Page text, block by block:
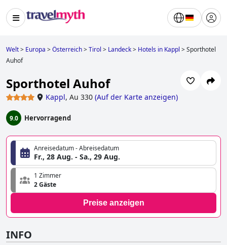
Welt> Europa >Österreich>Tirol > Landeck> Hotels in Kappl >Sporthotel
Auhof
Sporthotel Auhof
Kappl, Au 330 (Auf der Karte anzeigen)
9.0 Hervorragend
Anreisedatum - Abreisedatum
Fr., 28 Aug. - Sa., 29 Aug.
1 Zimmer
2 Gäste
Preise anzeigen
INFO